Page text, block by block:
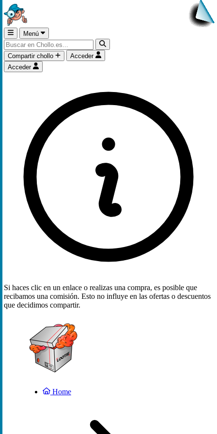
Menú
Compartir chollo
Acceder
Acceder
Si haces clic en un enlace o realizas una compra, es posible que
recibamos una comisión. Esto no influye en las ofertas o descuentos
que decidimos compartir.
Home